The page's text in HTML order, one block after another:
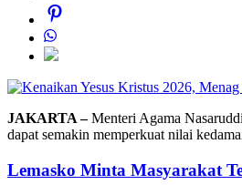
JAKARTA –Menteri Agama
dapat semakin memperkuat nilai
Lemasko Minta Masyarakat